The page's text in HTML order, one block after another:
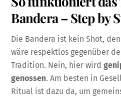
Bandera – Step by
Die Bandera ist kein Shot,
wäre respektlos gegenüber
Tradition. Nein, hier wird
genossen. Am besten in
Ritual ist dazu da, um